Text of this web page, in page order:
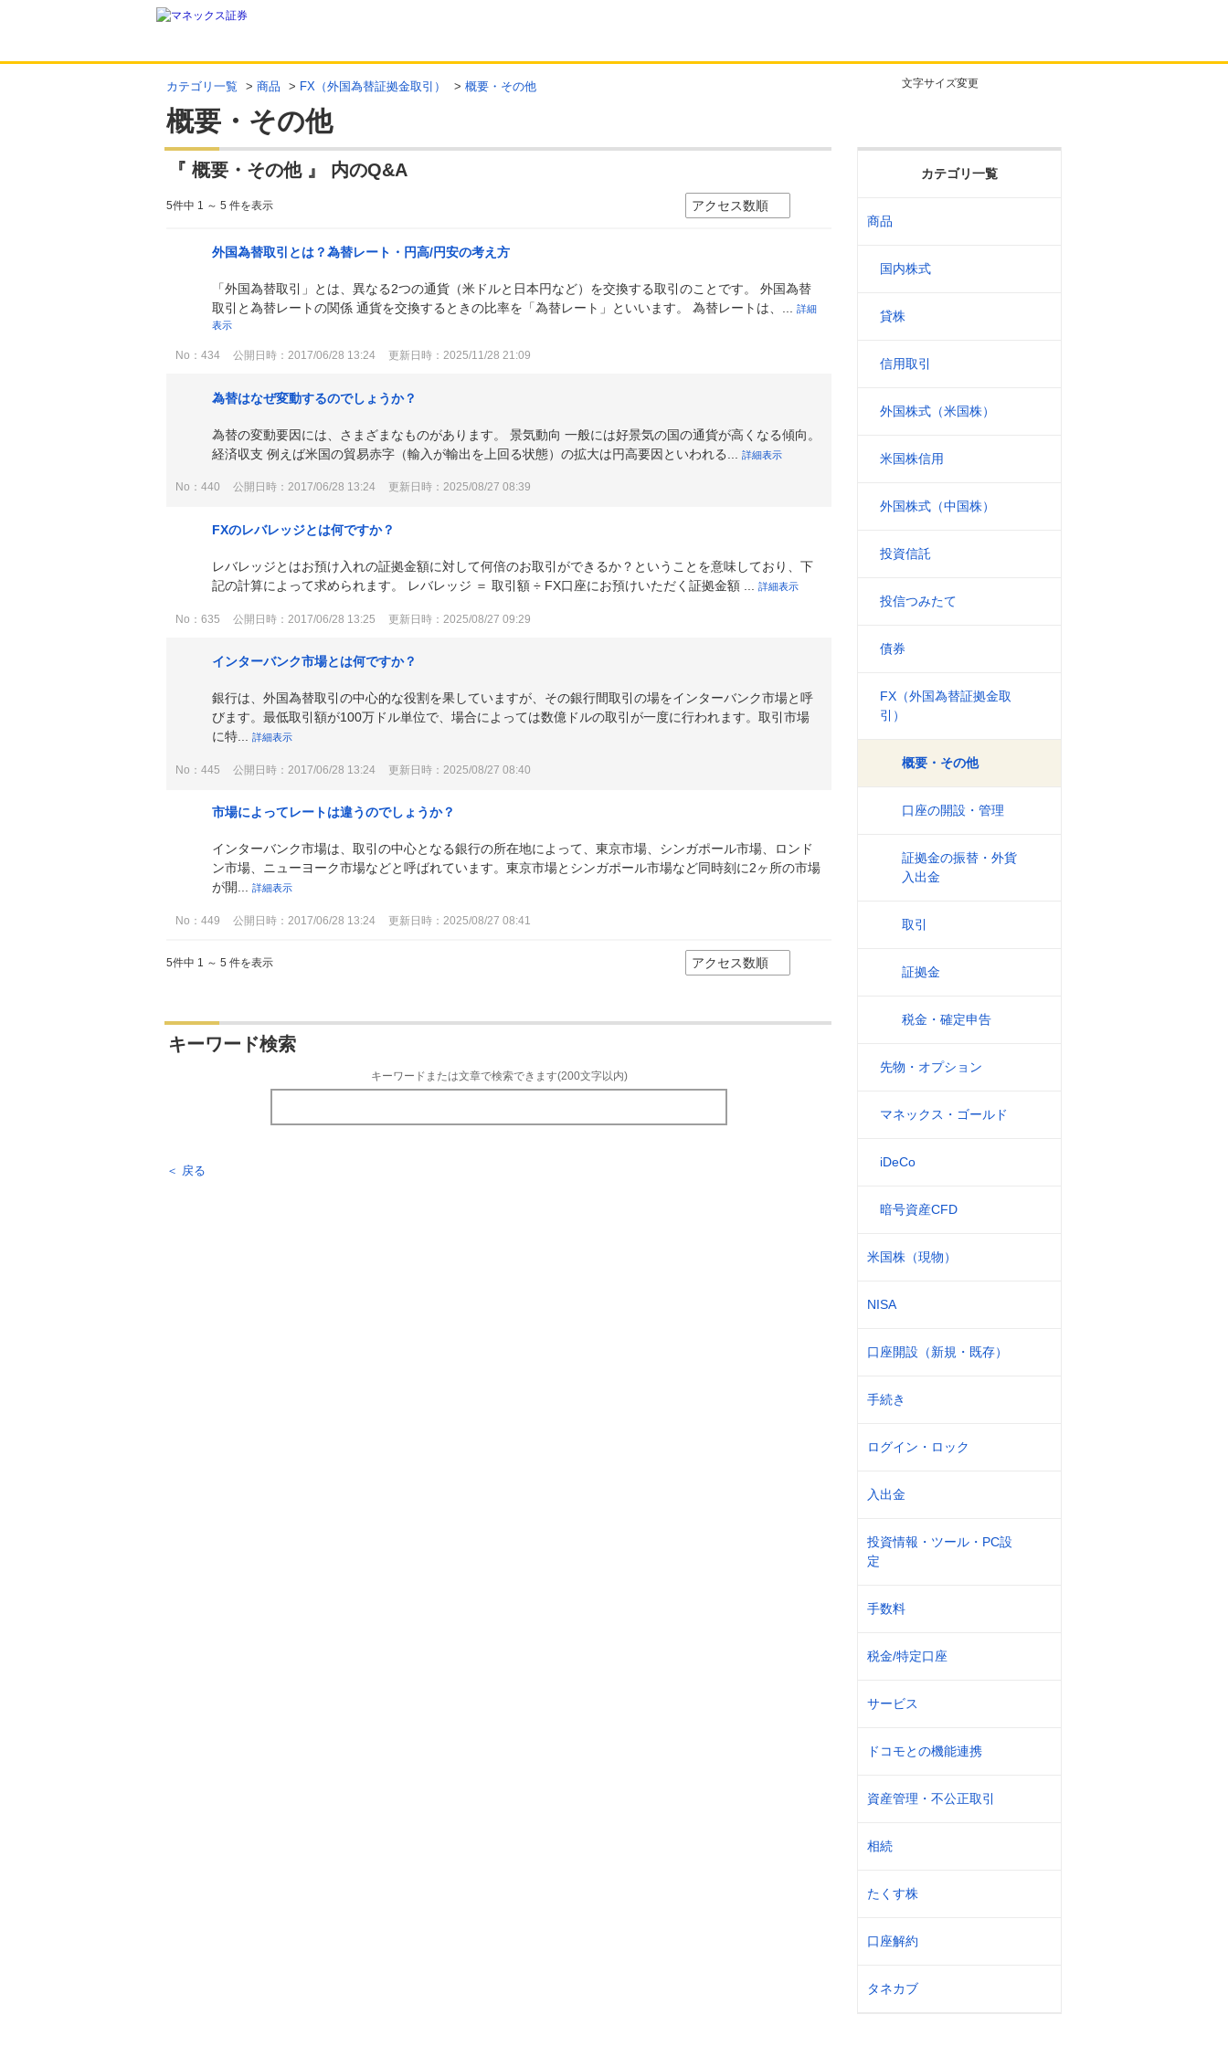
文字サイズ変更
カテゴリ一覧 > 商品 > FX（外国為替証拠金取引） > 概要・その他
概要・その他
カテゴリ一覧
商品
国内株式
貸株
信用取引
外国株式（米国株）
米国株信用
外国株式（中国株）
投資信託
投信つみたて
債券
FX（外国為替証拠金取
引）
概要・その他
口座の開設・管理
証拠金の振替・外貨
入出金
取引
証拠金
税金・確定申告
先物・オプション
マネックス・ゴールド
iDeCo
暗号資産CFD
米国株（現物）
NISA
口座開設（新規・既存）
手続き
ログイン・ロック
入出金
投資情報・ツール・PC設
定
手数料
税金/特定口座
サービス
ドコモとの機能連携
資産管理・不公正取引
相続
たくす株
口座解約
タネカブ
『 概要・その他 』 内のQ&A
5件中 1 ～ 5 件を表示
外国為替取引とは？為替レート・円高/円安の考え方
「外国為替取引」とは、異なる2つの通貨（米ドルと日本円など）を交換する取引のことです。 外国為替
取引と為替レートの関係 通貨を交換するときの比率を「為替レート」といいます。 為替レートは、...詳細
表示
No：434 公開日時：2017/06/28 13:24 更新日時：2025/11/28 21:09
為替はなぜ変動するのでしょうか？
為替の変動要因には、さまざまなものがあります。 景気動向 一般には好景気の国の通貨が高くなる傾向。
経済収支 例えば米国の貿易赤字（輸入が輸出を上回る状態）の拡大は円高要因といわれる...詳細表示
No：440 公開日時：2017/06/28 13:24 更新日時：2025/08/27 08:39
FXのレバレッジとは何ですか？
レバレッジとはお預け入れの証拠金額に対して何倍のお取引ができるか？ということを意味しており、下
記の計算によって求められます。 レバレッジ ＝ 取引額 ÷ FX口座にお預けいただく証拠金額 ...詳細表示
No：635 公開日時：2017/06/28 13:25 更新日時：2025/08/27 09:29
インターバンク市場とは何ですか？
銀行は、外国為替取引の中心的な役割を果していますが、その銀行間取引の場をインターバンク市場と呼
びます。最低取引額が100万ドル単位で、場合によっては数億ドルの取引が一度に行われます。取引市場
に特...詳細表示
No：445 公開日時：2017/06/28 13:24 更新日時：2025/08/27 08:40
市場によってレートは違うのでしょうか？
インターバンク市場は、取引の中心となる銀行の所在地によって、東京市場、シンガポール市場、ロンド
ン市場、ニューヨーク市場などと呼ばれています。東京市場とシンガポール市場など同時刻に2ヶ所の市場
が開...詳細表示
No：449 公開日時：2017/06/28 13:24 更新日時：2025/08/27 08:41
5件中 1 ～ 5 件を表示
キーワード検索
キーワードまたは文章で検索できます(200文字以内)
＜ 戻る